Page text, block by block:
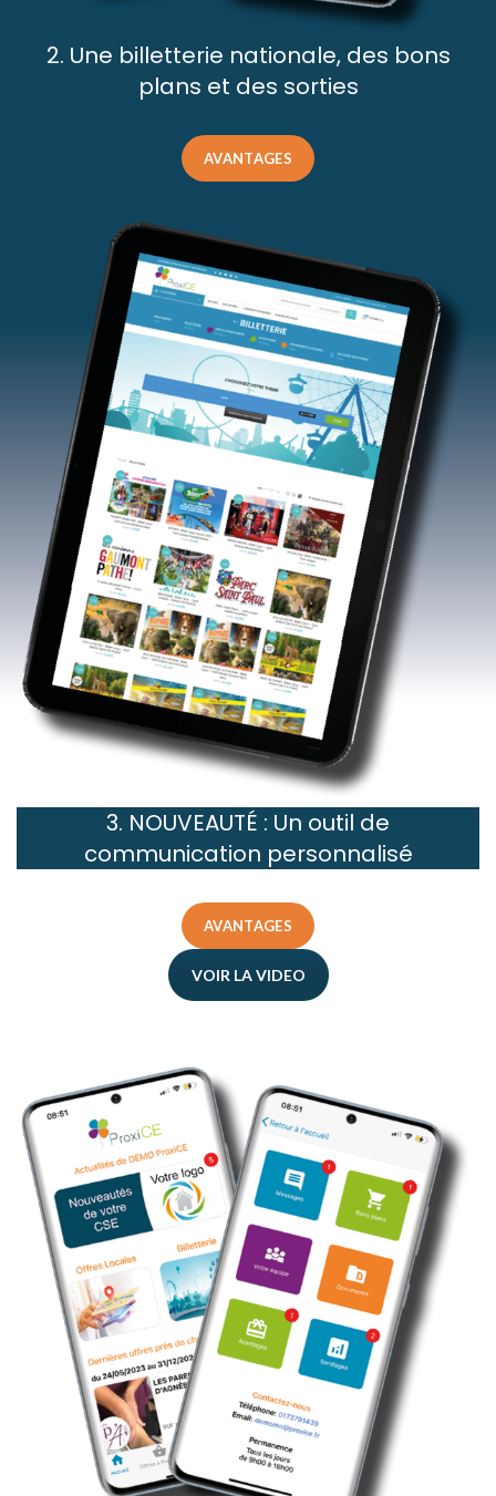
2. Une billetterie nationale, des bons
plans et des sorties
AVANTAGES
3. NOUVEAUTÉ : Un outil de
communication personnalisé
AVANTAGES
VOIR LA VIDEO